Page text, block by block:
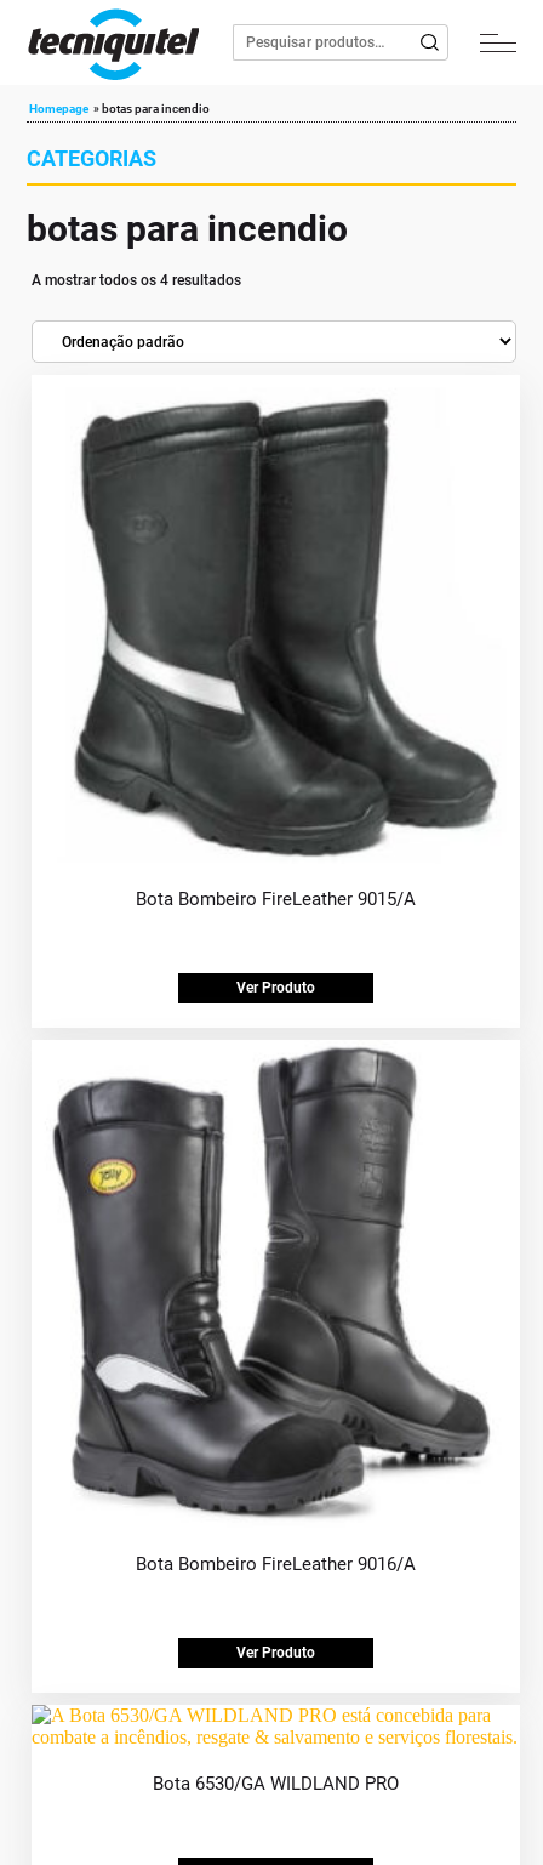
Homepage » botas para incendio
CATEGORIAS
botas para incendio
A mostrar todos os 4 resultados
Bota Bombeiro FireLeather 9015/A
Ver Produto
Bota Bombeiro FireLeather 9016/A
Ver Produto
Bota 6530/GA WILDLAND PRO